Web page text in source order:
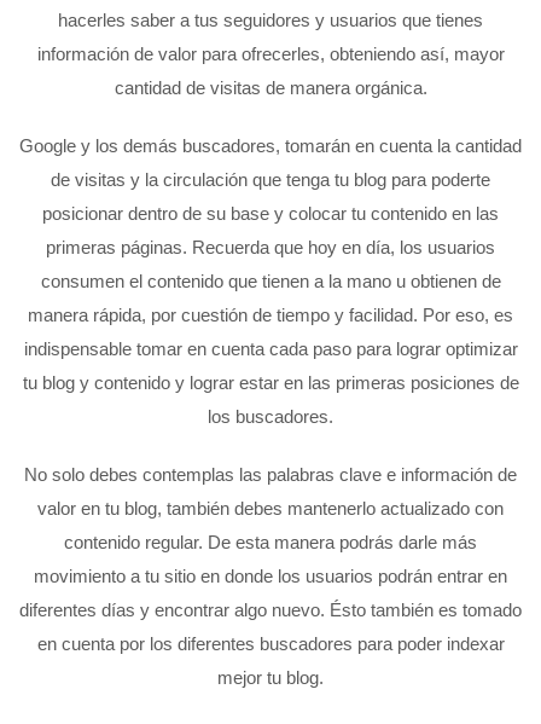
hacerles saber a tus seguidores y usuarios que tienes
información de valor para ofrecerles, obteniendo así, mayor
cantidad de visitas de manera orgánica.
Google y los demás buscadores, tomarán en cuenta la cantidad
de visitas y la circulación que tenga tu blog para poderte
posicionar dentro de su base y colocar tu contenido en las
primeras páginas. Recuerda que hoy en día, los usuarios
consumen el contenido que tienen a la mano u obtienen de
manera rápida, por cuestión de tiempo y facilidad. Por eso, es
indispensable tomar en cuenta cada paso para lograr optimizar
tu blog y contenido y lograr estar en las primeras posiciones de
los buscadores.
No solo debes contemplas las palabras clave e información de
valor en tu blog, también debes mantenerlo actualizado con
contenido regular. De esta manera podrás darle más
movimiento a tu sitio en donde los usuarios podrán entrar en
diferentes días y encontrar algo nuevo. Ésto también es tomado
en cuenta por los diferentes buscadores para poder indexar
mejor tu blog.